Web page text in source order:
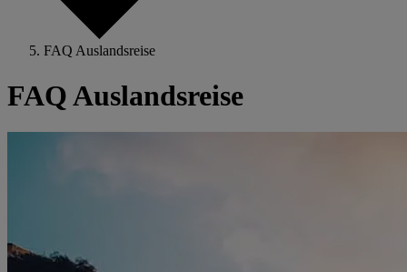
FAQ Auslandsreise
FAQ Auslandsreise